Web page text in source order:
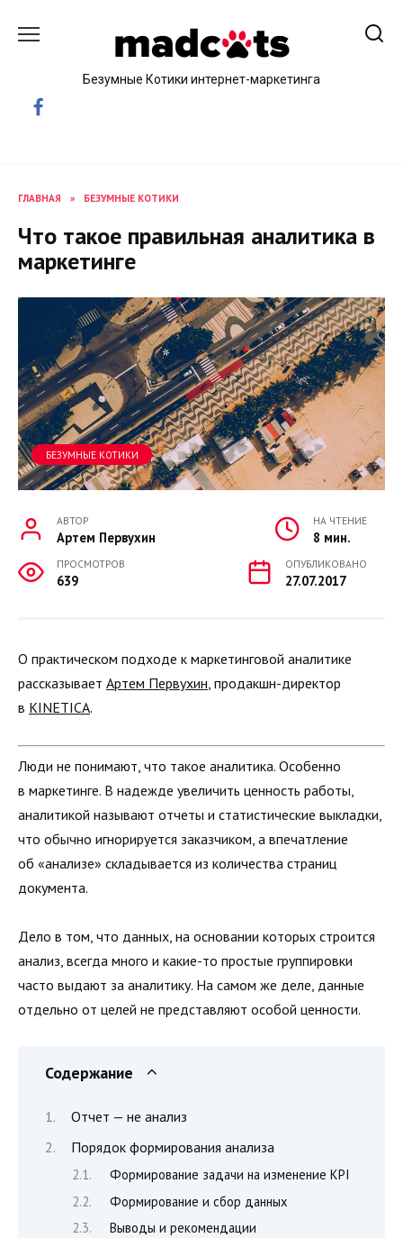
Безумные Котики интернет-маркетинга
ГЛАВНАЯ » БЕЗУМНЫЕ КОТИКИ
Что такое правильная аналитика в
маркетинге
БЕЗУМНЫЕ КОТИКИ
АВТОР
Артем Первухин
НА ЧТЕНИЕ
8 мин.
ПРОСМОТРОВ
639
ОПУБЛИКОВАНО
27.07.2017
О практическом подходе к маркетинговой аналитике
рассказывает Артем Первухин, продакшн-директор
в KINETICA.
Люди не понимают, что такое аналитика. Особенно
в маркетинге. В надежде увеличить ценность работы,
аналитикой называют отчеты и статистические выкладки,
что обычно игнорируется заказчиком, а впечатление
об «анализе» складывается из количества страниц
документа.
Дело в том, что данных, на основании которых строится
анализ, всегда много и какие-то простые группировки
часто выдают за аналитику. На самом же деле, данные
отдельно от целей не представляют особой ценности.
Содержание
Отчет — не анализ
Порядок формирования анализа
Формирование задачи на изменение KPI
Формирование и сбор данных
Выводы и рекомендации